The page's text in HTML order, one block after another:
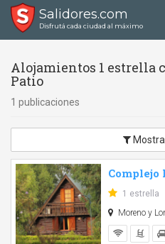
Salidores.com
Disfrutá cada ciudad al máximo
Alojamientos 1 estrella
Patio
1 publicaciones
Complejo
1 estrella
Moreno y